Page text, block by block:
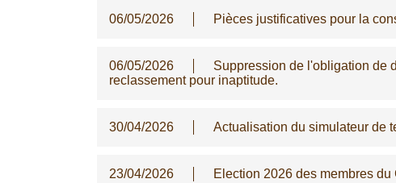
06/05/2026 Pièces justificatives pour la
06/05/2026
Suppression de l'obligation de
reclassement pour inaptitude.
30/04/2026 Actualisation du simulateur de
23/04/2026 Election 2026 des membres